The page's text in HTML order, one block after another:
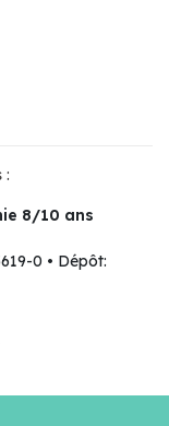
:
8/10 ans
0 • Dépôt: